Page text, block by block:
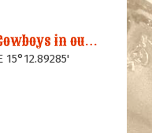
Tatanka Camp 2025 ☆ Cowboys in our Memories